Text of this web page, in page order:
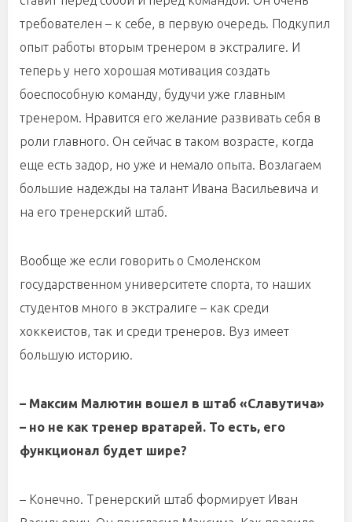
требователен – к себе, в первую очередь. Подкупил
опыт работы вторым тренером в экстралиге. И
теперь у него хорошая мотивация создать
боеспособную команду, будучи уже главным
тренером. Нравится его желание развивать себя в
роли главного. Он сейчас в таком возрасте, когда
еще есть задор, но уже и немало опыта. Возлагаем
большие надежды на талант Ивана Васильевича и
на его тренерский штаб.
Вообще же если говорить о Смоленском
государственном университете спорта, то наших
студентов много в экстралиге – как среди
хоккеистов, так и среди тренеров. Вуз имеет
большую историю.
– Максим Малютин вошел в штаб «Славутича»
– но не как тренер вратарей. То есть, его
функционал будет шире?
– Конечно. Тренерский штаб формирует Иван